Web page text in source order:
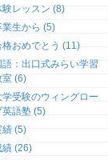
験レッスン (8)
業生から (5)
格おめでとう (11)
語：出口式みらい学習
室 (6)
学受験のウィングロー
英語塾 (5)
績 (5)
績 (26)